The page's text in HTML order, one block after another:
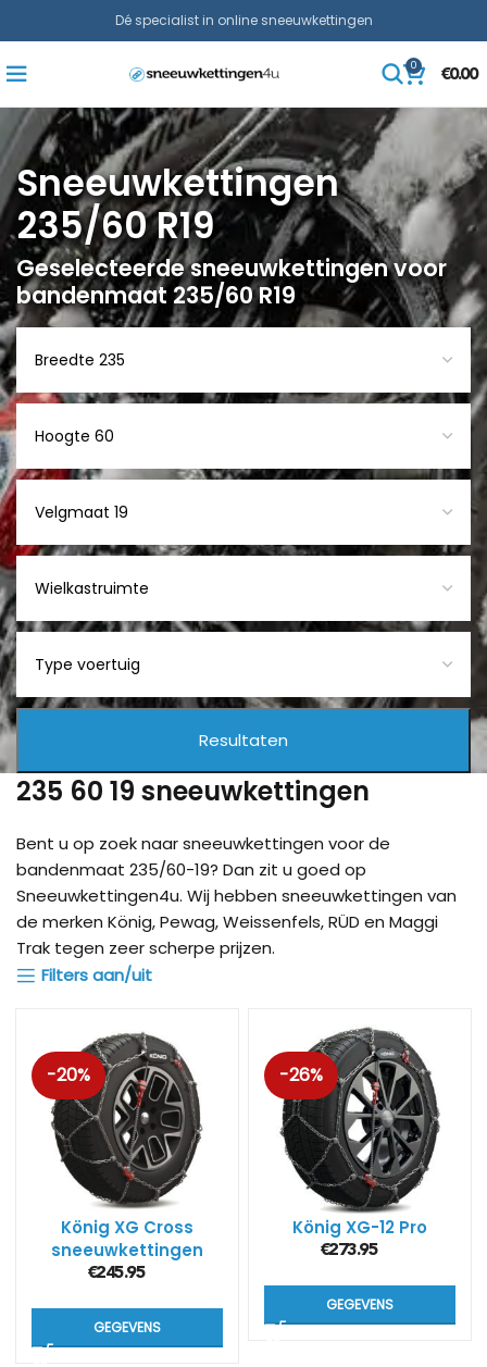
Dé specialist in online sneeuwkettingen
0
€0.00
Sneeuwkettingen
235/60 R19
Geselecteerde sneeuwkettingen voor
bandenmaat 235/60 R19
235 60 19 sneeuwkettingen
Bent u op zoek naar sneeuwkettingen voor de
bandenmaat 235/60-19? Dan zit u goed op
Sneeuwkettingen4u. Wij hebben sneeuwkettingen van
de merken König, Pewag, Weissenfels, RÜD en Maggi
Trak tegen zeer scherpe prijzen.
Filters aan/uit
-20%
König XG Cross
sneeuwkettingen
€245.95
GEGEVENS
-26%
König XG-12 Pro
€273.95
GEGEVENS